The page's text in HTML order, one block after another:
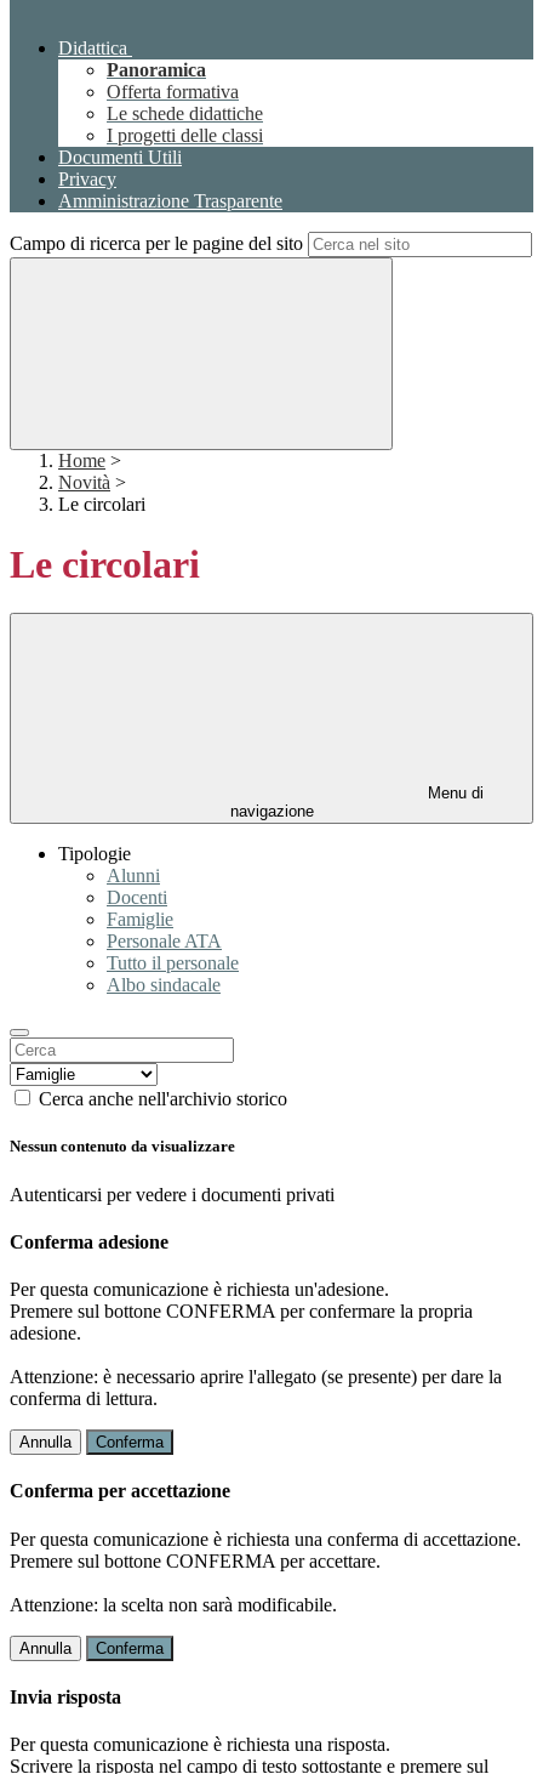
Didattica
Panoramica
Offerta formativa
Le schede didattiche
I progetti delle classi
Documenti Utili
Privacy
Amministrazione Trasparente
Campo di ricerca per le pagine del sito
Home >
Novità >
Le circolari
Le circolari
Menu di
navigazione
Tipologie
Alunni
Docenti
Famiglie
Personale ATA
Tutto il personale
Albo sindacale
Cerca anche nell'archivio storico
Nessun contenuto da visualizzare
Autenticarsi per vedere i documenti privati
Conferma adesione
Per questa comunicazione è richiesta un'adesione.
Premere sul bottone CONFERMA per confermare la propria
adesione.
Attenzione: è necessario aprire l'allegato (se presente) per dare la
conferma di lettura.
Annulla Conferma
Conferma per accettazione
Per questa comunicazione è richiesta una conferma di accettazione.
Premere sul bottone CONFERMA per accettare.
Attenzione: la scelta non sarà modificabile.
Annulla Conferma
Invia risposta
Per questa comunicazione è richiesta una risposta.
Scrivere la risposta nel campo di testo sottostante e premere sul